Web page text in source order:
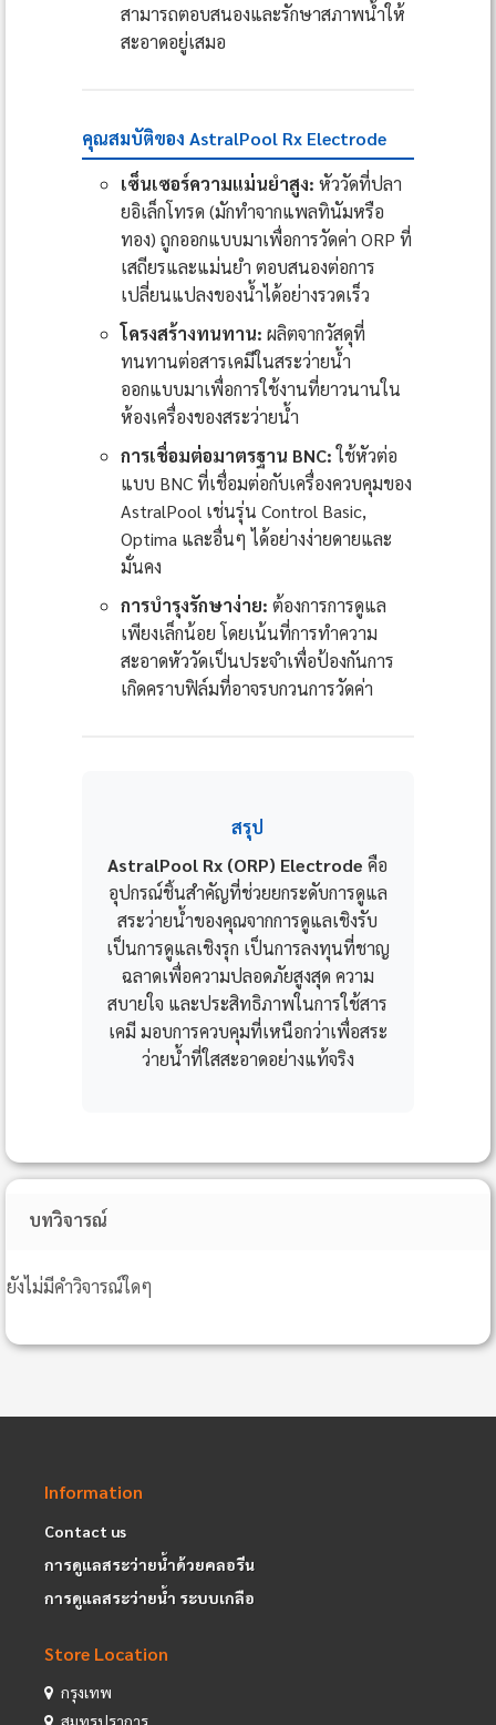
สามารถตอบสนองและรักษาสภาพน้ำให้
สะอาดอยู่เสมอ
คุณสมบัติของ AstralPool Rx Electrode
เซ็นเซอร์ความแม่นยำสูง: หัววัดที่ปลา
ยอิเล็กโทรด (มักทำจากแพลทินัมหรือ
ทอง) ถูกออกแบบมาเพื่อการวัดค่า ORP ที่
เสถียรและแม่นยำ ตอบสนองต่อการ
เปลี่ยนแปลงของน้ำได้อย่างรวดเร็ว
โครงสร้างทนทาน: ผลิตจากวัสดุที่
ทนทานต่อสารเคมีในสระว่ายน้ำ
ออกแบบมาเพื่อการใช้งานที่ยาวนานใน
ห้องเครื่องของสระว่ายน้ำ
การเชื่อมต่อมาตรฐาน BNC:ใช้หัวต่อ
แบบ BNC ที่เชื่อมต่อกับเครื่องควบคุมของ
AstralPool เช่นรุ่น Control Basic,
Optima และอื่นๆ ได้อย่างง่ายดายและ
มั่นคง
การบำรุงรักษาง่าย: ต้องการการดูแล
เพียงเล็กน้อย โดยเน้นที่การทำความ
สะอาดหัววัดเป็นประจำเพื่อป้องกันการ
เกิดคราบฟิล์มที่อาจรบกวนการวัดค่า
สรุป
AstralPool Rx (ORP) Electrode คือ
อุปกรณ์ชิ้นสำคัญที่ช่วยยกระดับการดูแล
สระว่ายน้ำของคุณจากการดูแลเชิงรับ
เป็นการดูแลเชิงรุก เป็นการลงทุนที่ชาญ
ฉลาดเพื่อความปลอดภัยสูงสุด ความ
สบายใจ และประสิทธิภาพในการใช้สาร
เคมี มอบการควบคุมที่เหนือกว่าเพื่อสระ
ว่ายน้ำที่ใสสะอาดอย่างแท้จริง
บทวิจารณ์
ยังไม่มีคำวิจารณ์ใดๆ
Information
Contact us
การดูแลสระว่ายน้ำด้วยคลอรีน
การดูแลสระว่ายน้ำ ระบบเกลือ
Store Location
กรุงเทพ
สมุทรปราการ